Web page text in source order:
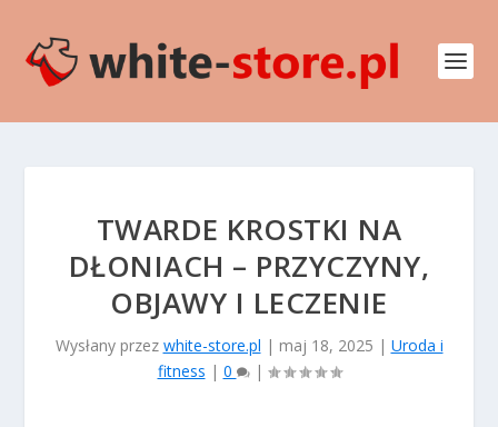
TWARDE KROSTKI NA
DŁONIACH – PRZYCZYNY,
OBJAWY I LECZENIE
Wysłany przez white-store.pl | maj 18, 2025 | Uroda i
fitness | 0 |